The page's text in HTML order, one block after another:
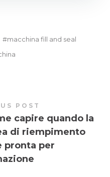
macchina fill and seal
POST
capire quando la
di riempimento
pronta per